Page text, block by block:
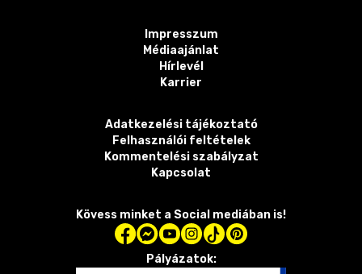
Impresszum
Médiaajánlat
Hírlevél
Karrier
Adatkezelési tájékoztató
Felhasználói feltételek
Kommentelési szabályzat
Kapcsolat
Kövess minket a Social mediában is!
Pályázatok: